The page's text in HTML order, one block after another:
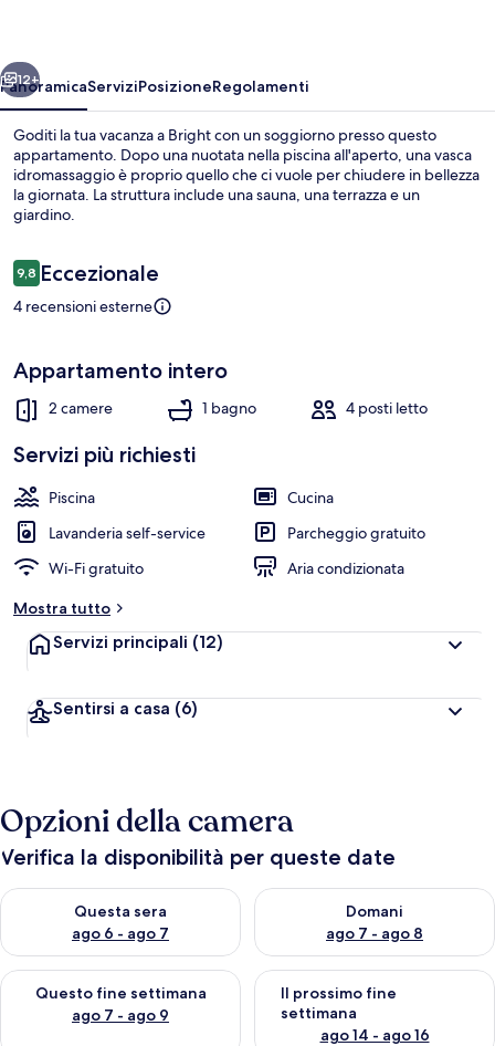
Avanti
12+
PanoramicaServiziPosizioneRegolamenti
Goditi la tua vacanza a Bright con un soggiorno presso questo
appartamento. Dopo una nuotata nella piscina all'aperto, una vasca
idromassaggio è proprio quello che ci vuole per chiudere in bellezza
la giornata. La struttura include una sauna, una terrazza e un
giardino.
Recensioni
9,89,8 su 10
Eccezionale
4 recensioni esterne
Appartamento intero
2 camere 1 bagno 4 posti letto
Servizi più richiesti
Piscina
Cucina
Lavanderia self-service
Parcheggio gratuito
Wi-Fi gratuito
Aria condizionata
Mostra tutto
Servizi principali (12)
Sentirsi a casa (6)
Opzioni della camera
Verifica la disponibilità per queste date
Questa sera
ago 6 - ago 7
Verifica la disponibilità per questa sera, ago 6 - ago 7
Domani
ago 7 - ago 8
Verifica la disponibilità per
Questo fine settimana
ago 7 - ago 9
Verifica la disponibilità per questo fine settimana, ago 7 - ago
Il prossimo fine
settimana
ago 14 - ago 16
Verifica la disponibilità per il